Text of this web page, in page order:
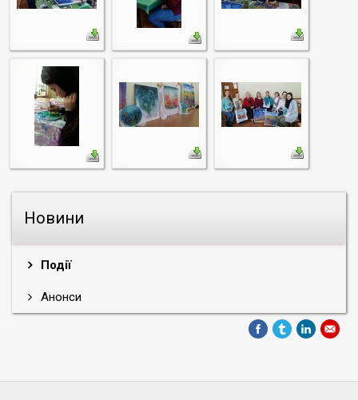
Новини
Події
Анонси